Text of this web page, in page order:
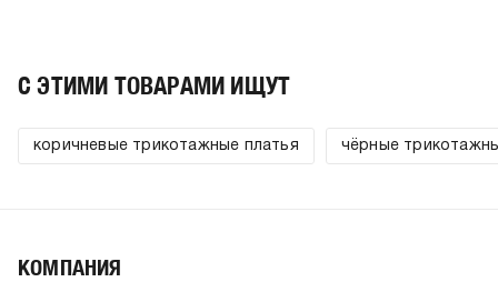
C ЭТИМИ ТОВАРАМИ ИЩУТ
коричневые трикотажные платья чёрные
КОМПАНИЯ